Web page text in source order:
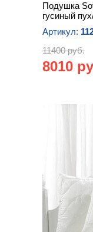
Подушка
гусиный
Артикул:
11400 руб.
8010